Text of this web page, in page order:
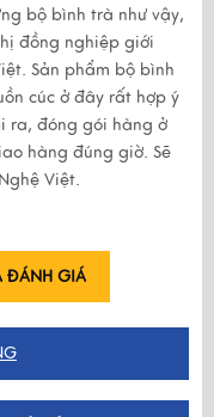
bộ bình trà như vậy,
đồng nghiệp giới
Sản phẩm bộ bình
cúc ở đây rất hợp ý
ra, đóng gói hàng ở
hàng đúng giờ. Sẽ
Việt.
ĐÁNH GIÁ